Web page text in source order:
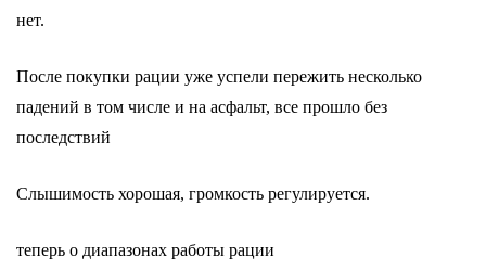
нет.
После покупки рации уже успели пережить несколько
падений в том числе и на асфальт, все прошло без
последствий
Слышимость хорошая, громкость регулируется.
теперь о диапазонах работы рации